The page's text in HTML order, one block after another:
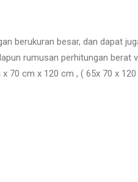
berukuran besar, dan dapat
rumusan perhitungan berat
70 cm x 120 cm , ( 65x 70 x